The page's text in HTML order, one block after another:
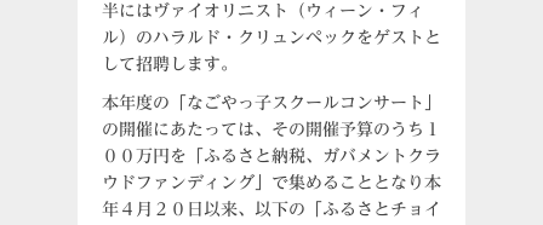
半にはヴァイオリニスト（ウィーン・フィ
ル）のハラルド・クリュンペックをゲストと
して招聘します。
本年度の「なごやっ子スクールコンサート」
の開催にあたっては、その開催予算のうち１
００万円を「ふるさと納税、ガバメントクラ
ウドファンディング」で集めることとなり本
年４月２０日以来、以下の「ふるさとチョイ